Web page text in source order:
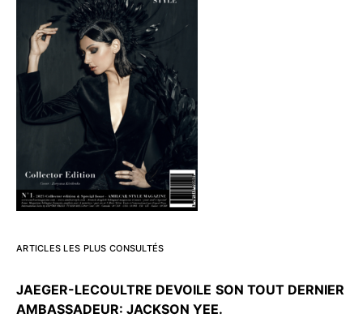
ARTICLES LES PLUS CONSULTÉS
JAEGER-LECOULTRE DEVOILE SON TOUT DERNIER
AMBASSADEUR: JACKSON YEE.